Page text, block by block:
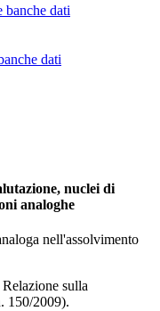
banche dati
dati
nuclei di
analoghe
nell'assolvimento
sulla
150/2009).